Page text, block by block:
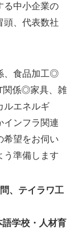
る中小企業の
頭、代表数社
、食品加工◎
関係◎家具、雑
エネルギ
ンフラ関連
望をお伺い
う準備します
、テイラワ工
学校・人材育